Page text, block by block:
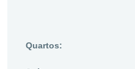
Quartos: